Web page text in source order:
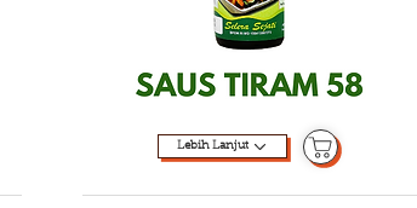
Lebih Lanjut